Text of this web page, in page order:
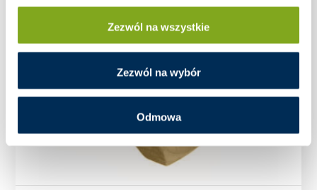
Zezwól na wszystkie
Zezwól na wybór
Odmowa